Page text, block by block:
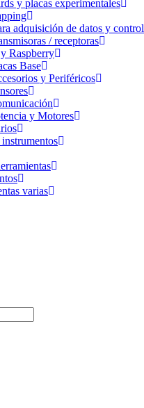
y placas experimentales
adquisición de datos y control
/ receptoras
Raspberry
Base
y Periféricos
y Motores
varias